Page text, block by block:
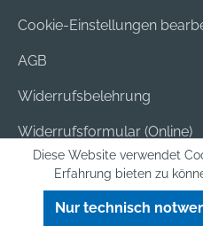
Cookie-Einstellungen
AGB
Widerrufsbelehrung
Widerrufsformular (Online)
Versand & Bezahlung
Batterieentsorgung
Diese Website verwendet
Erfahrung bieten zu
Nur technisch